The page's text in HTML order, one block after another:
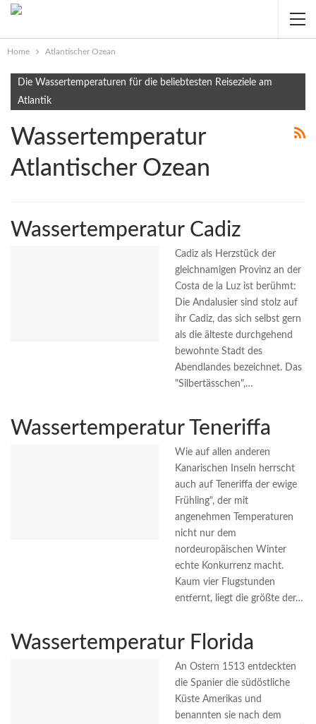
Home Atlantischer Ozean
Die Wassertemperaturen für die beliebtesten Reiseziele am
Atlantik
Wassertemperatur
Atlantischer Ozean
Wassertemperatur Cadiz
Cadiz als Herzstück der
gleichnamigen Provinz an der
Costa de la Luz ist berühmt:
Die Andalusier sind stolz auf
ihr Cadiz, das sich selbst gern
als die älteste durchgehend
bewohnte Stadt des
Abendlandes bezeichnet. Das
"Silbertässchen",…
Wassertemperatur Teneriffa
Wie auf allen anderen
Kanarischen Inseln herrscht
auch auf Teneriffa der ewige
Frühling", der mit
angenehmen Temperaturen
nicht nur dem
nordeuropäischen Winter
echte Konkurrenz macht.
Kaum vier Flugstunden
entfernt, liegt die größte der…
Wassertemperatur Florida
An Ostern 1513 entdeckten
die Spanier die südöstliche
Küste Amerikas und
benannten sie nach dem